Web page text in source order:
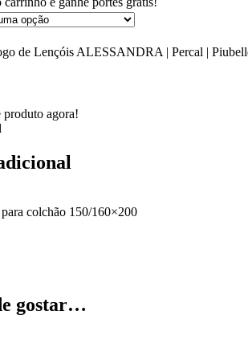
de Lençóis ALESSANDRA | Percal |
produto agora!
colchão 150/160×200
gostar…